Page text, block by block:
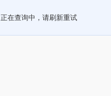
正在查询中，请刷新重试